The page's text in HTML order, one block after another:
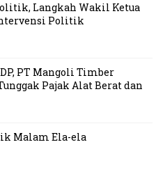
Langkah Wakil Ketua
Politik
PT Mangoli Timber
Pajak Alat Berat dan
Malam Ela-ela